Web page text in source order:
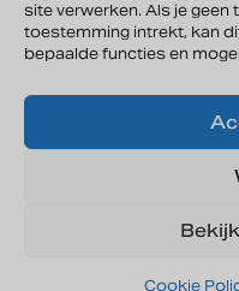
site verwerken. Als je
toestemming intrekt, kan
bepaalde functies en
Cookie
7468 DC Enter
Directions
KVK: 08135644